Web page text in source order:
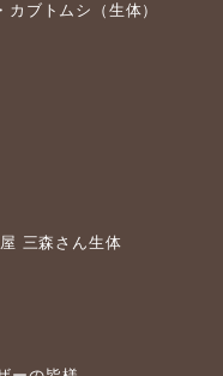
カブトムシ（生体）
三森さん生体